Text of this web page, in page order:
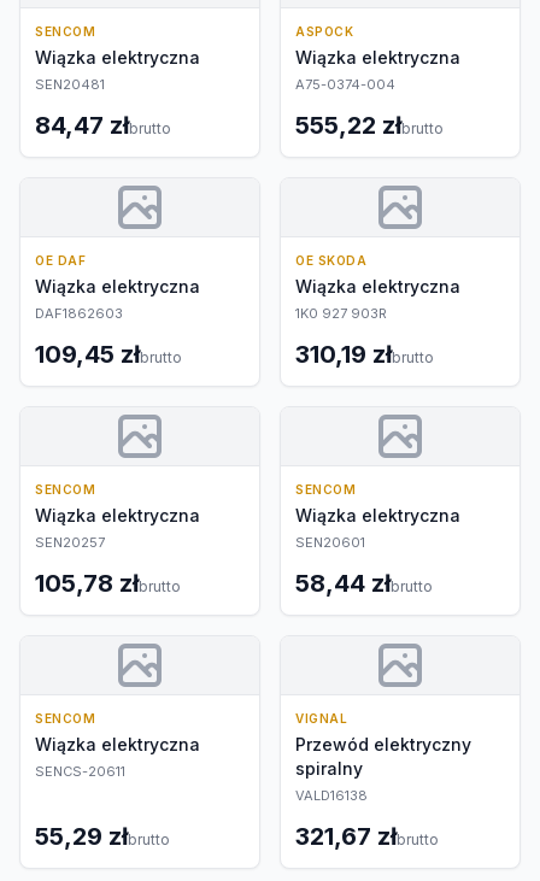
SENCOM
Wiązka elektryczna
SEN20481
84,47 złbrutto
ASPOCK
Wiązka elektryczna
A75-0374-004
555,22 złbrutto
OE DAF
Wiązka elektryczna
DAF1862603
109,45 złbrutto
OE SKODA
Wiązka elektryczna
1K0 927 903R
310,19 złbrutto
SENCOM
Wiązka elektryczna
SEN20257
105,78 złbrutto
SENCOM
Wiązka elektryczna
SEN20601
58,44 złbrutto
SENCOM
Wiązka elektryczna
SENCS-20611
55,29 złbrutto
VIGNAL
Przewód elektryczny
spiralny
VALD16138
321,67 złbrutto